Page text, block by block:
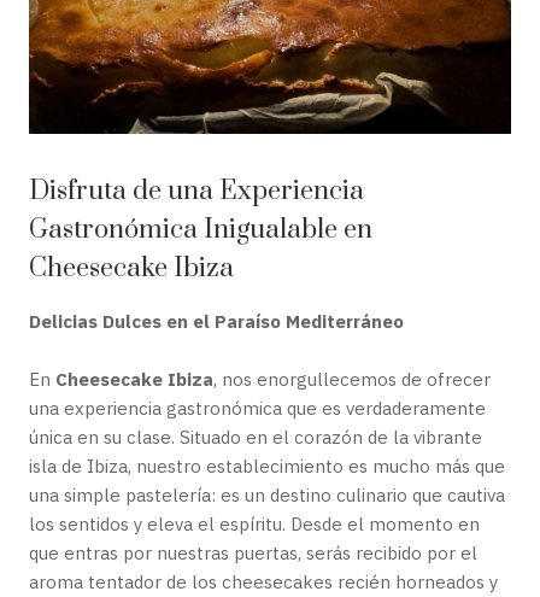
Disfruta de una Experiencia
Gastronómica Inigualable en
Cheesecake Ibiza
Delicias Dulces en el Paraíso Mediterráneo
En Cheesecake Ibiza, nos enorgullecemos de ofrecer
una experiencia gastronómica que es verdaderamente
única en su clase. Situado en el corazón de la vibrante
isla de Ibiza, nuestro establecimiento es mucho más que
una simple pastelería: es un destino culinario que cautiva
los sentidos y eleva el espíritu. Desde el momento en
que entras por nuestras puertas, serás recibido por el
aroma tentador de los cheesecakes recién horneados y